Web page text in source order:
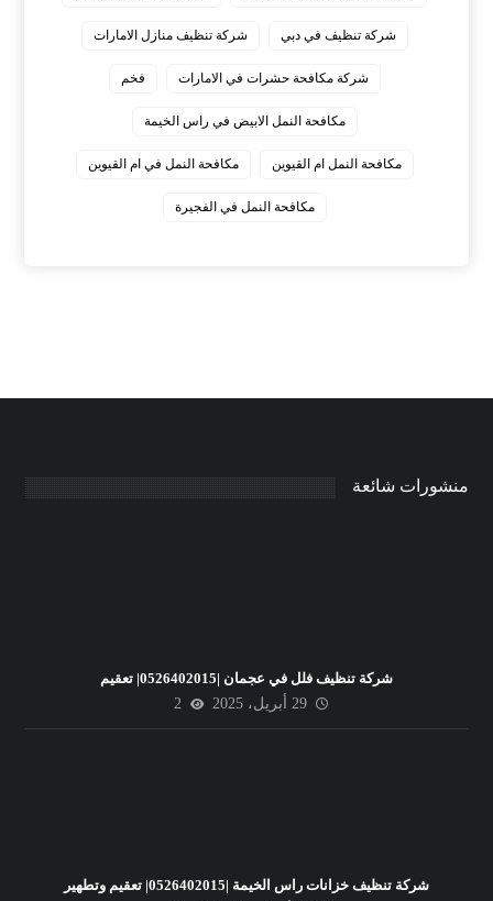
شركة تنظيف في دبي شركة تنظيف منازل الامارات
شركة مكافحة حشرات في الامارات فخم
مكافحة النمل الابيض في راس الخيمة
مكافحة النمل ام القيوين مكافحة النمل في ام القيوين
‏مكافحة النمل في الفجيرة
منشورات شائعة
شركة تنظيف فلل في عجمان |0526402015| تعقيم
29 أبريل، 2025
2
شركة تنظيف خزانات راس الخيمة |0526402015| تعقيم وتطهير